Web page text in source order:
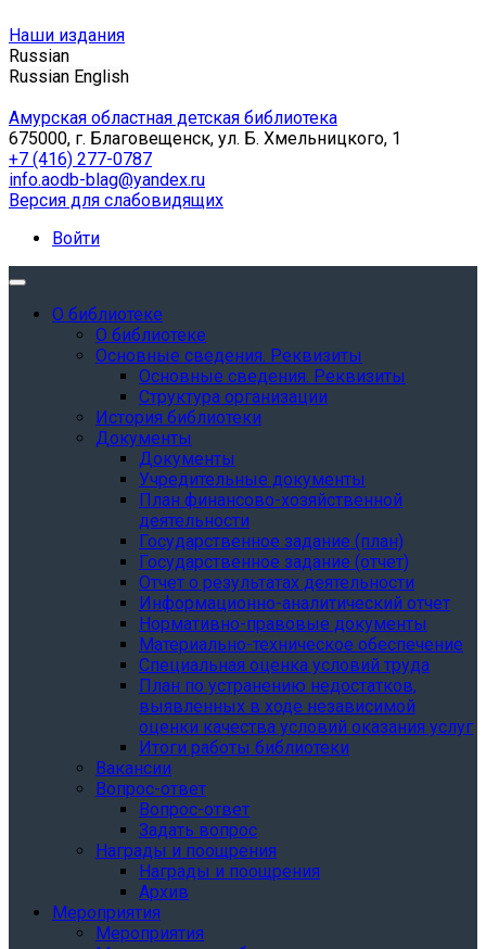
Наши издания
Russian
Russian English
Амурская областная детская библиотека
675000, г. Благовещенск, ул. Б. Хмельницкого, 1
+7 (416) 277-0787
info.aodb-blag@yandex.ru
Версия для слабовидящих
Войти
О библиотеке
О библиотеке
Основные сведения. Реквизиты
Основные сведения. Реквизиты
Структура организации
История библиотеки
Документы
Документы
Учредительные документы
План финансово-хозяйственной
деятельности
Государственное задание (план)
Государственное задание (отчет)
Отчет о результатах деятельности
Информационно-аналитический отчет
Нормативно-правовые документы
Материально-техническое обеспечение
Специальная оценка условий труда
План по устранению недостатков,
выявленных в ходе независимой
оценки качества условий оказания услуг
Итоги работы библиотеки
Вакансии
Вопрос-ответ
Вопрос-ответ
Задать вопрос
Награды и поощрения
Награды и поощрения
Архив
Мероприятия
Мероприятия